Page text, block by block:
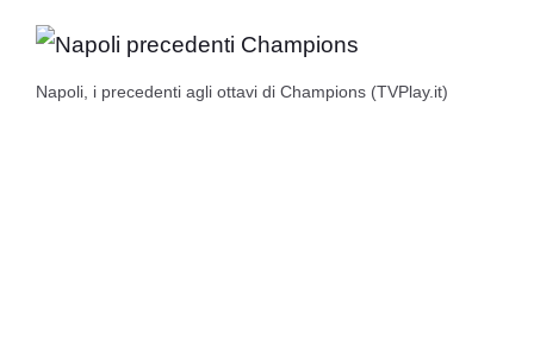
Napoli, i precedenti agli ottavi di Champions (TVPlay.it)